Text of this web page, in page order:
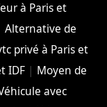
à Paris et
Alternative de
privé à Paris et
IDF | Moyen de
avec